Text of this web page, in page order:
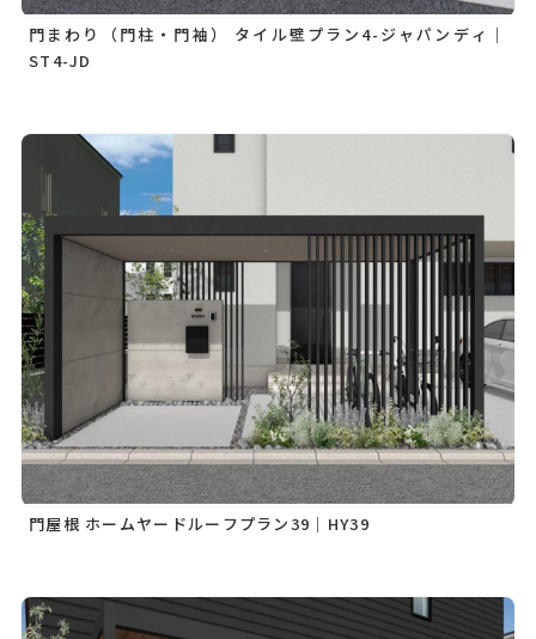
門まわり（門柱・門袖） タイル壁プラン4-ジャパンディ｜
ST4-JD
門屋根 ホームヤードルーフプラン39｜HY39